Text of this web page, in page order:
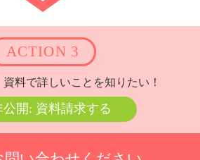
ACTION 3
料で詳しいことを知りたい！
公開: 資料請求する